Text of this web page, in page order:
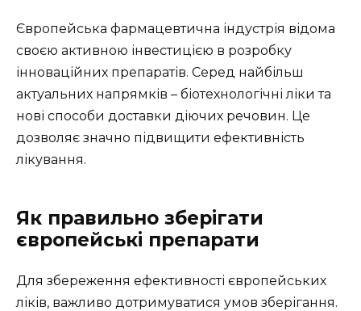
Європейська фармацевтична індустрія відома
своєю активною інвестицією в розробку
інноваційних препаратів. Серед найбільш
актуальних напрямків – біотехнологічні ліки та
нові способи доставки діючих речовин. Це
дозволяє значно підвищити ефективність
лікування.
Як правильно зберігати
європейські препарати
Для збереження ефективності європейських
ліків, важливо дотримуватися умов зберігання.